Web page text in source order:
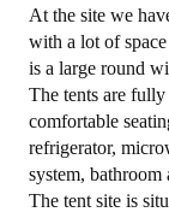
At the site we
with a lot of
is a large round
The tents are
comfortable
refrigerator,
system, bathroom
The tent site is